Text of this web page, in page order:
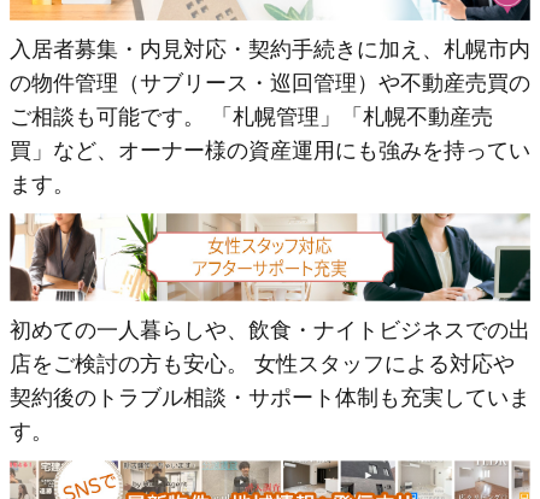
入居者募集・内見対応・契約手続きに加え、札幌市内
の物件管理（サブリース・巡回管理）や不動産売買の
ご相談も可能です。 「札幌管理」「札幌不動産売
買」など、オーナー様の資産運用にも強みを持ってい
ます。
初めての一人暮らしや、飲食・ナイトビジネスでの出
店をご検討の方も安心。 女性スタッフによる対応や
契約後のトラブル相談・サポート体制も充実していま
す。